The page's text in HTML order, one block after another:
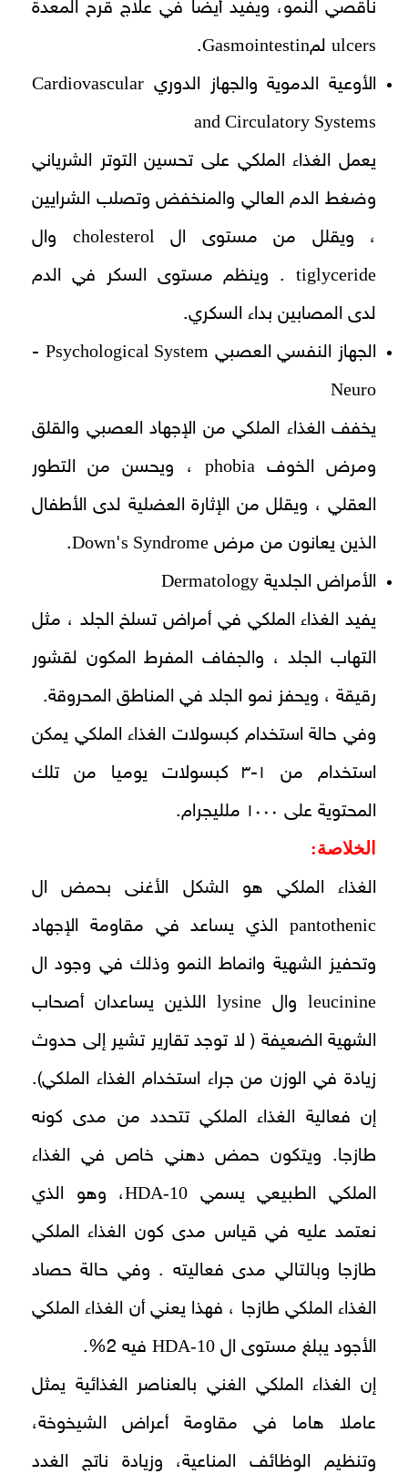
ناقصي النمو، ويفيد أيضا في علاج قرح المعدة
ulcers لمGasmointestin
.
الأوعية الدموية والجهاز الدوري Cardiovascular
and Circulatory Systems
يعمل الغذاء الملكي على تحسين التوتر الشرياني
وضغط الدم العالي والمنخفض وتصلب الشرايين
، ويقلل من مستوى ال
cholesterol وال
tiglyceride . وينظم مستوى السكر في الدم
لدى المصابين بداء السكري.
الجهاز النفسي العصبي Psychological System
-
Neuro
يخفف الغذاء الملكي من الإجهاد العصبي والقلق
ومرض الخوفphobia ، ويحسن من التطور
العقلي ، ويقلل من الإثارة العضلية لدى الأطفال
الذين يعانون من مرض s Syndrome
'
Down
.
الأمراض الجلدية Dermatology
يفيد الغذاء الملكي في أمراض تسلخ الجلد ، مثل
التهاب الجلد ، والجفاف المفرط المكون لقشور
رقيقة ، ويحفز نمو الجلد في المناطق المحروقة.
وفي حالة استخدام كبسولات الغذاء الملكي يمكن
استخدام من ۱-۳ كبسولات يوميا من تلك
المحتوية على ۱۰۰۰ ملليجرام.
الخلاصة:
الغذاء الملكي هو الشكل الأغنى بحمض ال
pantothenic الذي يساعد في مقاومة الإجهاد
وتحفيز الشهية وانماط النمو وذلك في وجود ال
leucinine وال lysine اللذين يساعدان أصحاب
الشهية الضعيفة ( لا توجد تقارير تشير إلى حدوث
زيادة في الوزن من جراء استخدام الغذاء الملكي).
إن فعالية الغذاء الملكي تتحدد من مدى كونه
طازجا. ويتكون حمض دهني خاص في الغذاء
الملكي الطبيعي يسمي 10-HDA
، وهو الذي
نعتمد عليه في قياس مدى كون الغذاء الملكي
طازجا وبالتالي مدى فعاليته . وفي حالة حصاد
الغذاء الملكي طازجا ، فهذا يعني أن الغذاء الملكي
الأجود يبلغ مستوى ال HDA-10 فيه 2%.
إن الغذاء الملكي الغني بالعناصر الغذائية يمثل
عاملا هاما في مقاومة أعراض الشيخوخة،
وتنظيم الوظائف المناعية، وزيادة ناتج الغدد